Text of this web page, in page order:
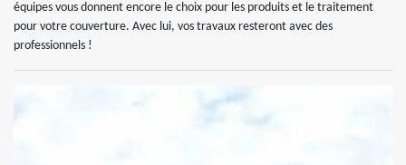
équipes vous donnent encore le choix pour les produits et le traitement
pour votre couverture. Avec lui, vos travaux resteront avec des
professionnels !